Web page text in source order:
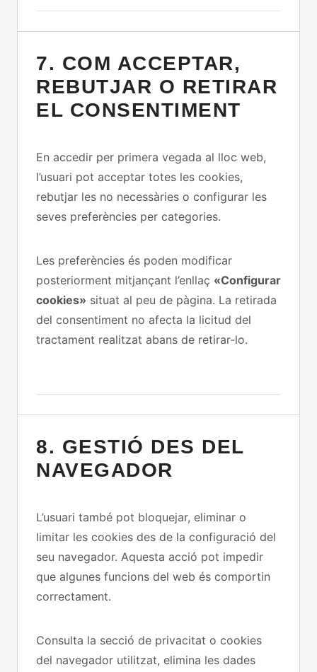
7. COM ACCEPTAR,
REBUTJAR O RETIRAR
EL CONSENTIMENT
En accedir per primera vegada al lloc web,
l’usuari pot acceptar totes les cookies,
rebutjar les no necessàries o configurar les
seves preferències per categories.
Les preferències és poden modificar
posteriorment mitjançant l’enllaç «Configurar
cookies» situat al peu de pàgina. La retirada
del consentiment no afecta la licitud del
tractament realitzat abans de retirar-lo.
8. GESTIÓ DES DEL
NAVEGADOR
L’usuari també pot bloquejar, eliminar o
limitar les cookies des de la configuració del
seu navegador. Aquesta acció pot impedir
que algunes funcions del web és comportin
correctament.
Consulta la secció de privacitat o cookies
del navegador utilitzat, elimina les dades